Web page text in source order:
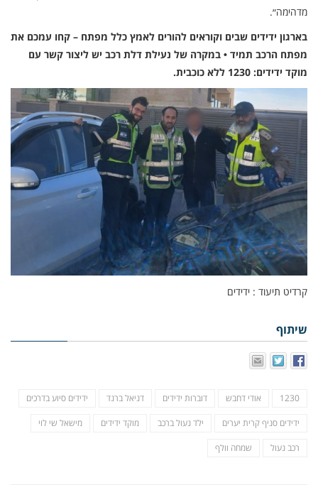
מדהימה״.
בארגון ידידים שבים וקוראים להורים לאמץ כלל מפתח – קחו עמכם את
מפתח הרכב תמיד • במקרה של נעילת דלת רכב יש ליצור קשר עם
מוקד ידידים: 1230 ללא כוכבית.
קרדיט תיעוד : ידידים
שיתוף
1230 אודי דחבש דוברות ידידים דניאל ברנד ידידים סיוע בדרכים
ידידים סניף קרית יערים ילד נעול ברכב מוקד ידידים מישאל שי לוי
רכב נעול שמחה וולף